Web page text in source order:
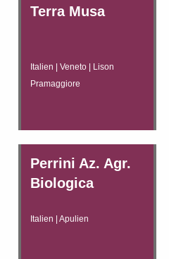
Terra Musa
Italien | Veneto | Lison
Pramaggiore
Perrini Az. Agr.
Biologica
Italien | Apulien